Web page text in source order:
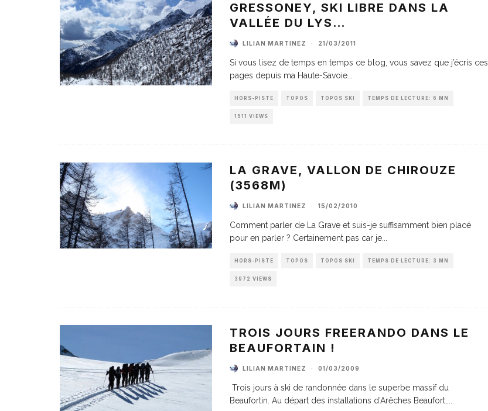
GRESSONEY, SKI LIBRE DANS LA
VALLÉE DU LYS…
LILIAN MARTINEZ · 21/03/2011
Si vous lisez de temps en temps ce blog, vous savez que j’écris ces
pages depuis ma Haute-Savoie
HORS-PISTE TOPOS TOPOS SKI TEMPS DE LECTURE: 6 MN
1511 VIEWS
LA GRAVE, VALLON DE CHIROUZE
(3568M)
LILIAN MARTINEZ · 15/02/2010
Comment parler de La Grave et suis-je suffisamment bien placé
pour en parler ? Certainement pas car je
HORS-PISTE TOPOS TOPOS SKI TEMPS DE LECTURE: 3 MN
3972 VIEWS
TROIS JOURS FREERANDO DANS LE
BEAUFORTAIN !
LILIAN MARTINEZ · 01/03/2009
Trois jours à ski de randonnée dans le superbe massif du
Beaufortin. Au départ des installations d’Arêches Beaufort,